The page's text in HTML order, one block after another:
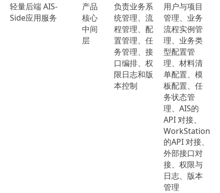
轻量后端 AIS-
Side应用服务
产品
核心
中间
层
负责业务系
统管理、流
程管理、配
置管理、任
务管理、接
口编排、权
限日志和版
本控制
用户与项目
管理、业务
流程实例管
理、业务类
型配置管
理、材料清
单配置、模
板配置、任
务状态管
理、AIS的
API 对接、
WorkStation
的API 对接、
外部接口对
接、权限与
日志、版本
管理